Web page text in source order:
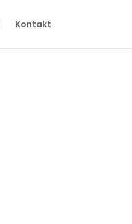
Kontakt